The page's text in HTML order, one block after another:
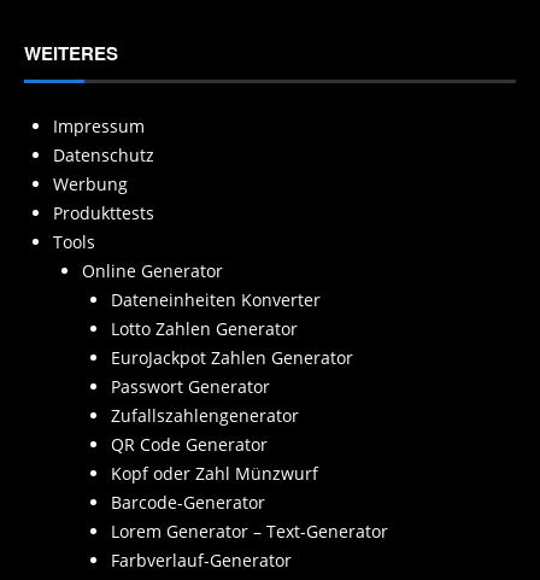
WEITERES
Impressum
Datenschutz
Werbung
Produkttests
Tools
Online Generator
Dateneinheiten Konverter
Lotto Zahlen Generator
EuroJackpot Zahlen Generator
Passwort Generator
Zufallszahlengenerator
QR Code Generator
Kopf oder Zahl Münzwurf
Barcode-Generator
Lorem Generator – Text-Generator
Farbverlauf-Generator